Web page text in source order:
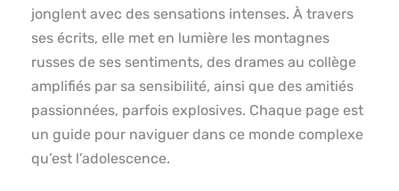
jonglent avec des sensations intenses. À travers
ses écrits, elle met en lumière les montagnes
russes de ses sentiments, des drames au collège
amplifiés par sa sensibilité, ainsi que des amitiés
passionnées, parfois explosives. Chaque page est
un guide pour naviguer dans ce monde complexe
qu’est l’adolescence.